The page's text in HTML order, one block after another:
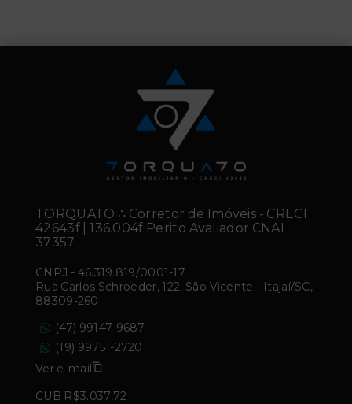
TORQUATO ∴ Corretor de Imóveis - CRECI
42643f | 136.004f Perito Avaliador CNAI
37357
CNPJ - 46.319.819/0001-17
Rua Carlos Schroeder, 122, São Vicente - Itajaí/SC,
88309-260
(47) 99147-9687
(19) 99751-2720
Ver e-mail
CUB R$3.037,72